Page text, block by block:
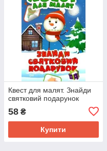
Квест для малят. Знайди
святковий подарунок
58 ₴
Купити